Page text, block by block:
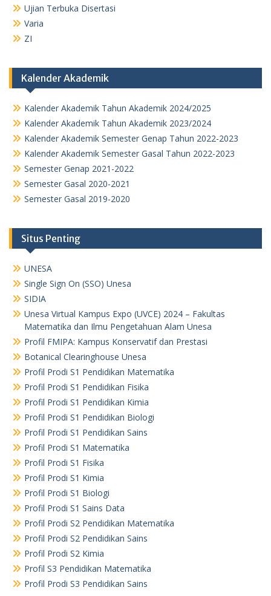
Ujian Terbuka Disertasi
Varia
ZI
Kalender Akademik
Kalender Akademik Tahun Akademik 2024/2025
Kalender Akademik Tahun Akademik 2023/2024
Kalender Akademik Semester Genap Tahun 2022-2023
Kalender Akademik Semester Gasal Tahun 2022-2023
Semester Genap 2021-2022
Semester Gasal 2020-2021
Semester Gasal 2019-2020
Situs Penting
UNESA
Single Sign On (SSO) Unesa
SIDIA
Unesa Virtual Kampus Expo (UVCE) 2024 – Fakultas
Matematika dan Ilmu Pengetahuan Alam Unesa
Profil FMIPA: Kampus Konservatif dan Prestasi
Botanical Clearinghouse Unesa
Profil Prodi S1 Pendidikan Matematika
Profil Prodi S1 Pendidikan Fisika
Profil Prodi S1 Pendidikan Kimia
Profil Prodi S1 Pendidikan Biologi
Profil Prodi S1 Pendidikan Sains
Profil Prodi S1 Matematika
Profil Prodi S1 Fisika
Profil Prodi S1 Kimia
Profil Prodi S1 Biologi
Profil Prodi S1 Sains Data
Profil Prodi S2 Pendidikan Matematika
Profil Prodi S2 Pendidikan Sains
Profil Prodi S2 Kimia
Profil S3 Pendidikan Matematika
Profil Prodi S3 Pendidikan Sains